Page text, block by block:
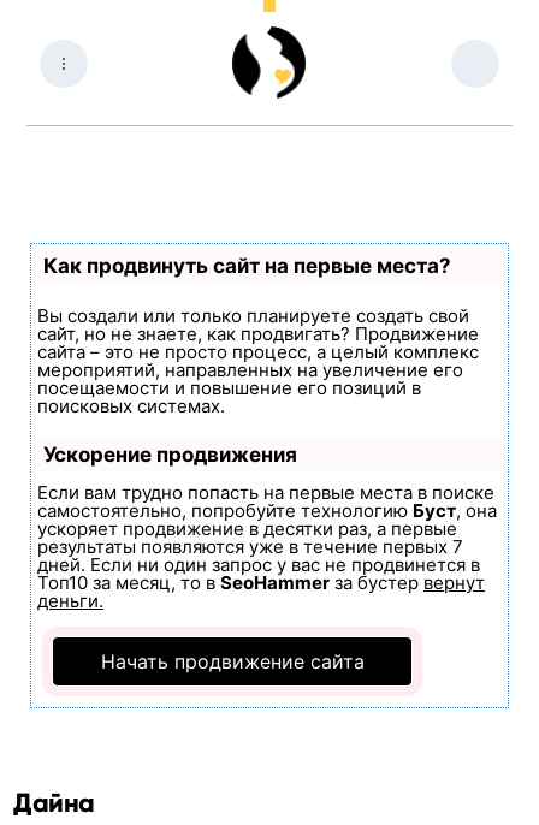
Как продвинуть сайт на первые места?
Вы создали или только планируете создать свой
сайт, но не знаете, как продвигать? Продвижение
сайта – это не просто процесс, а целый комплекс
мероприятий, направленных на увеличение его
посещаемости и повышение его позиций в
поисковых системах.
Ускорение продвижения
Если вам трудно попасть на первые места в поиске
самостоятельно, попробуйте технологию Буст, она
ускоряет продвижение в десятки раз, а первые
результаты появляются уже в течение первых 7
дней. Если ни один запрос у вас не продвинется в
Топ10 за месяц, то в SeoHammer за бустер вернут
деньги.
Начать продвижение сайта
Дайна